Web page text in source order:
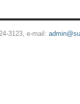
3123, e-mail: